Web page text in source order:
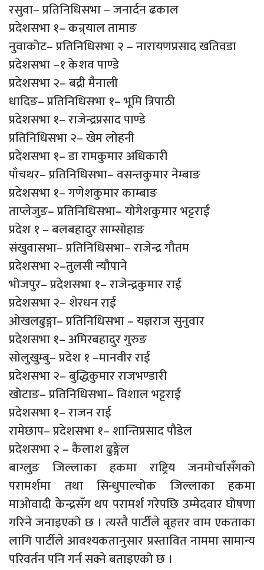
रसुवा– प्रतिनिधिसभा – जनार्दन ढकाल
प्रदेशसभा १– कन्र्याल तामाङ
नुवाकोट– प्रतिनिधिसभा २ – नारायणप्रसाद खतिवडा
प्रदेशसभा –१ केशव पाण्डे
प्रदेशसभा २– बद्री मैनाली
धादिङ– प्रतिनिधिसभा १– भूमि त्रिपाठी
प्रदेशसभा १– राजेन्द्रप्रसाद पाण्डे
प्रतिनिधिसभा २– खेम लोहनी
प्रदेशसभा १– डा रामकुमार अधिकारी
पाँचथर– प्रतिनिधिसभा– वसन्तकुमार नेम्बाङ
प्रदेशसभा १– गणेशकुमार काम्बाङ
ताप्लेजुङ– प्रतिनिधिसभा– योगेशकुमार भट्टराई
प्रदेश १ – बलबहादुर साम्सोहाङ
संखुवासभा– प्रतिनिधिसभा– राजेन्द्र गौतम
प्रदेशसभा २–तुलसी न्यौपाने
भोजपुर– प्रदेशसभा १– राजेन्द्रकुमार राई
प्रदेशसभा २– शेरधन राई
ओखलढुङ्गा– प्रतिनिधिसभा – यज्ञराज सुनुवार
प्रदेशसभा १– अमिरबहादुर गुरुङ
सोलुखुम्बु– प्रदेश १ –मानवीर राई
प्रदेशसभा २– बुद्धिकुमार राजभण्डारी
खोटाङ– प्रतिनिधिसभा– विशाल भट्टराई
प्रदेशसभा १– राजन राई
रामेछाप– प्रदेशसभा १– शान्तिप्रसाद पौडेल
प्रदेशसभा २ – कैलाश ढुङ्गेल
बाग्लुङ जिल्लाका हकमा राष्ट्रिय जनमोर्चासँगको
परामर्शमा तथा सिन्धुपाल्चोक जिल्लाका हकमा
माओवादी केन्द्रसँग थप परामर्श गरेपछि उम्मेदवार घोषणा
गरिने जनाइएको छ । त्यस्तै पार्टीले बृहत्तर वाम एकताका
लागि पार्टीले आवश्यकतानुसार प्रस्तावित नाममा सामान्य
परिवर्तन पनि गर्न सक्ने बताइएको छ ।